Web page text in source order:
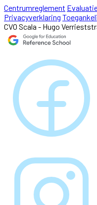
Centrumreglement
Privacyverklaring
CVO Scala - Hugo